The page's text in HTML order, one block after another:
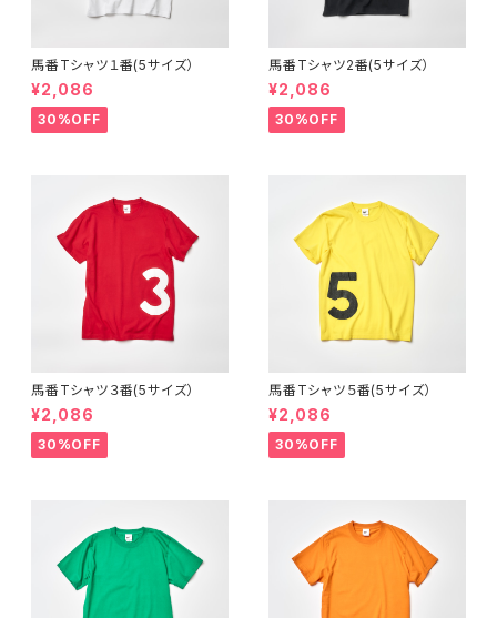
馬番Tシャツ１番(5サイズ）
¥2,086
30%OFF
馬番Tシャツ2番(5サイズ）
¥2,086
30%OFF
馬番Tシャツ３番(5サイズ）
¥2,086
30%OFF
馬番Tシャツ５番(5サイズ）
¥2,086
30%OFF